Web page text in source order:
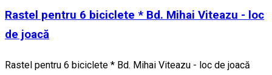
Rastel pentru 6 biciclete * Bd. Mihai Viteazu - loc
de joacă
Rastel pentru 6 biciclete * Bd. Mihai Viteazu - loc de joacă